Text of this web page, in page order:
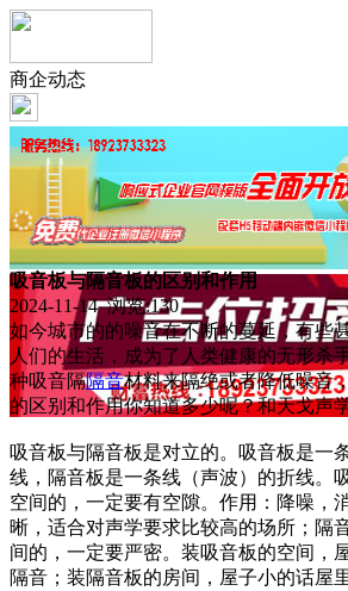
商企动态
吸音板与隔音板的区别和作用
2024-11-14 浏览:130
如今城市的的噪音在不断的蔓延，有些
人们的生活，成为了人类健康的无形杀
种吸音隔隔音材料来隔绝或者降低噪音
的区别和作用你知道多少呢？和天戈声
吸音板与隔音板是对立的。吸音板是一
线，隔音板是一条线（声波）的折线。
空间的，一定要有空隙。作用：降噪，
晰，适合对声学要求比较高的场所；隔
间的，一定要严密。装吸音板的空间，
隔音；装隔音板的房间，屋子小的话屋